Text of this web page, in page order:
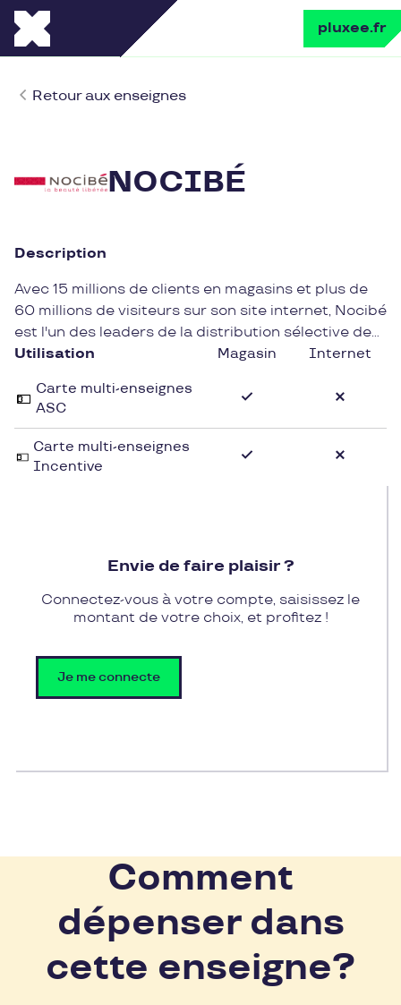
pluxee.fr
Retour aux enseignes
NOCIBÉ
Description
Avec 15 millions de clients en magasins et plus de
60 millions de visiteurs sur son site internet, Nocibé
est l'un des leaders de la distribution sélective de
parfums et cosmétiques.
Utilisation Magasin Internet
Carte multi-enseignes
ASC
Carte multi-enseignes
Incentive
Envie de faire plaisir ?
Connectez-vous à votre compte, saisissez le
montant de votre choix, et profitez !
Je me connecte
Comment
dépenser dans
cette enseigne?